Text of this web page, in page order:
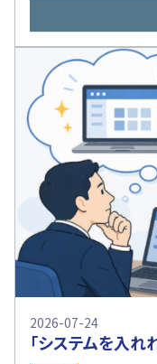
2026-07-24
「システムを入れ